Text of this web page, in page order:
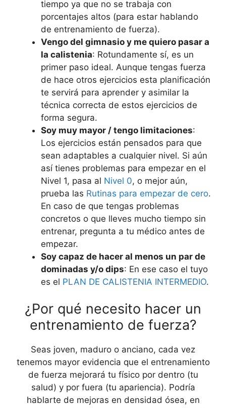
tiempo ya que no se trabaja con
porcentajes altos (para estar hablando
de entrenamiento de fuerza).
Vengo del gimnasio y me quiero pasar a
la calistenia: Rotundamente sí, es un
primer paso ideal. Aunque tengas fuerza
de hace otros ejercicios esta planificación
te servirá para aprender y asimilar la
técnica correcta de estos ejercicios de
forma segura.
Soy muy mayor / tengo limitaciones:
Los ejercicios están pensados para que
sean adaptables a cualquier nivel. Si aún
así tienes problemas para empezar en el
Nivel 1, pasa al Nivel 0, o mejor aún,
prueba las Rutinas para empezar de cero.
En caso de que tengas problemas
concretos o que lleves mucho tiempo sin
entrenar, pregunta a tu médico antes de
empezar.
Soy capaz de hacer al menos un par de
dominadas y/o dips: En ese caso el tuyo
es el PLAN DE CALISTENIA INTERMEDIO.
¿Por qué necesito hacer un
entrenamiento de fuerza?
Seas joven, maduro o anciano, cada vez
tenemos mayor evidencia que el entrenamiento
de fuerza mejorará tu físico por dentro (tu
salud) y por fuera (tu apariencia). Podría
hablarte de mejoras en densidad ósea, en